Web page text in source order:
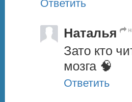
Наталья
Зато кто
мозга 🧠
Ответить